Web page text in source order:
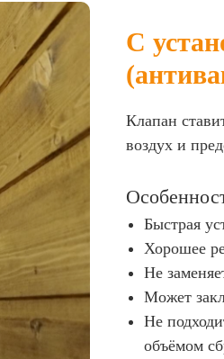
С
Клапан
воздух и
Быстрая
Хорошее
Не
Может
Не
объёмом